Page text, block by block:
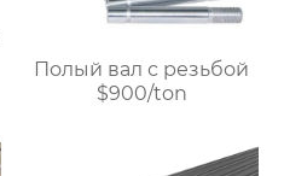
Полый вал с резьбой
$900/ton